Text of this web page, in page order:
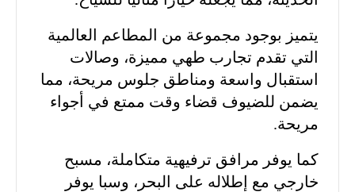
يتميز بوجود مجموعة من المطاعم العالمية
التي تقدم تجارب طهي مميزة، وصالات
استقبال واسعة ومناطق جلوس مريحة، مما
يضمن للضيوف قضاء وقت ممتع في أجواء
مريحة.
كما يوفر مرافق ترفيهية متكاملة، مسبح
خارجي مع إطلاله على البحر، وسبا يوفر